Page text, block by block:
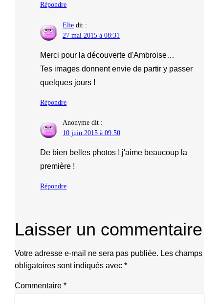
Répondre
Elie dit :
27 mai 2015 à 08:31
Merci pour la découverte d'Ambroise…
Tes images donnent envie de partir y passer
quelques jours !
Répondre
Anonyme dit :
10 juin 2015 à 09:50
De bien belles photos ! j'aime beaucoup la
première !
Répondre
Laisser un commentaire
Votre adresse e-mail ne sera pas publiée. Les champs
obligatoires sont indiqués avec*
Commentaire*